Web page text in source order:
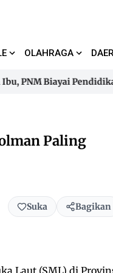
OLAHRAGA
Biayai Pendidikan
PNM Biayai Pendidikan
Paling
Suka Bagikan